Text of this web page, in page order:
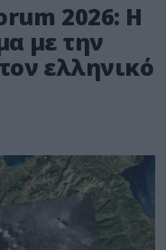
2026: Η
με την
ελληνικό